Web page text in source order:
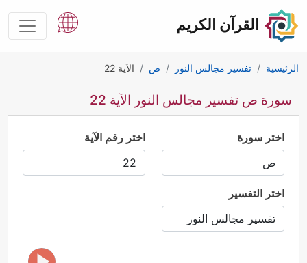
القرآن الكريم
الرئيسية تفسير مجالس النور ص الآية 22
سورة ص تفسير مجالس النور الآية 22
اختر سورة اختر رقم الآية
اختر التفسير